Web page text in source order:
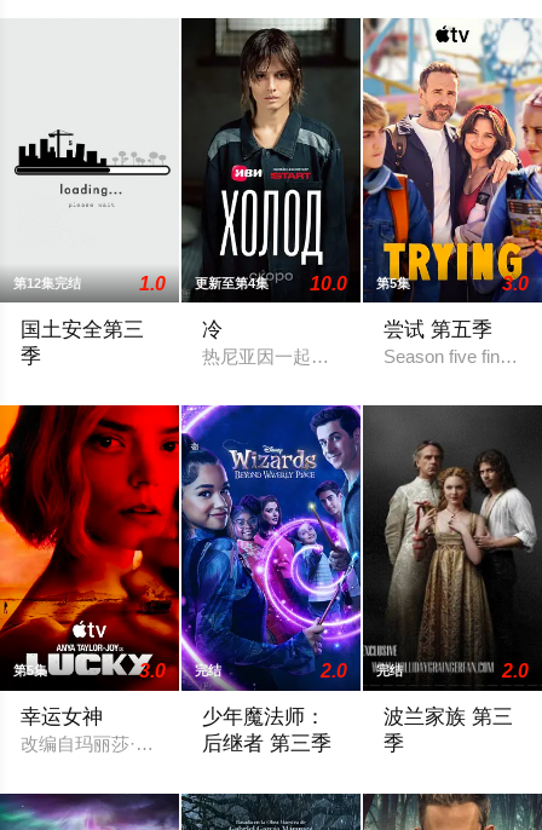
第12集完结 1.0
国土安全第三
季
更新至第4集 10.0
冷
热尼亚因一起事故而被不公正地监禁，她
第5集 3.0
尝试 第五季
Season five finds
第5集 3.0
幸运女神
改编自玛丽莎·斯塔普利的同名畅销小说，讲述专业骗子“幸运儿
完结 2.0
少年魔法师：
后继者 第三季
完结 2.0
波兰家族 第三
季